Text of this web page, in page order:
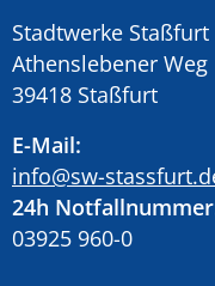
Stadtwerke Staßfurt
Athenslebener Weg
39418 Staßfurt
E-Mail:
info@sw-
24h
03925 960-0